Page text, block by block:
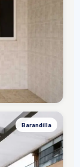
Barandilla